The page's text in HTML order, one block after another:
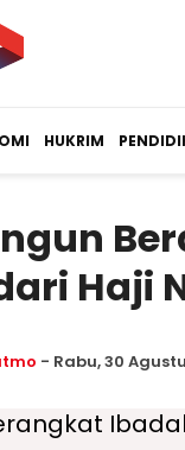
HUKRIM
Haji
- Rabu, 30